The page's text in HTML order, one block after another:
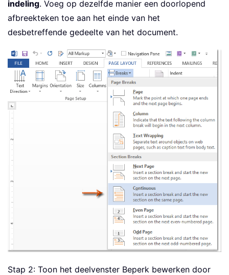
indeling. Voeg op dezelfde manier een doorlopend
afbreekteken toe aan het einde van het
desbetreffende gedeelte van het document.
Stap 2: Toon het deelvenster Beperk bewerken door